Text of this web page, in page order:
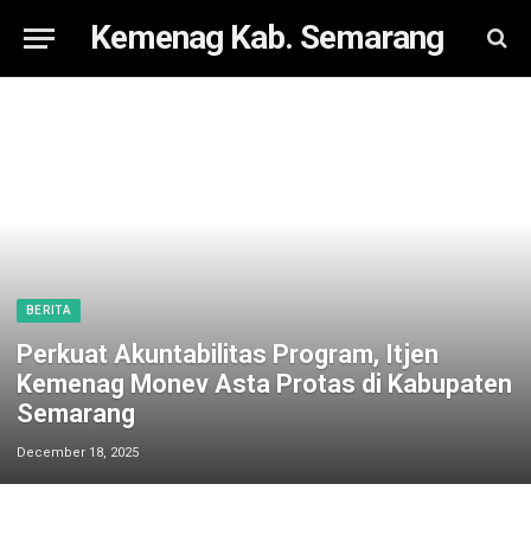
Kemenag Kab. Semarang
BERITA
Perkuat Akuntabilitas Program, Itjen
Kemenag Monev Asta Protas di Kabupaten
Semarang
December 18, 2025